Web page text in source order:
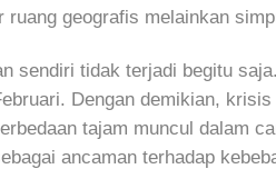
geografis melainkan
sendiri tidak terjadi begitu
Dengan demikian,
tajam muncul dalam
ancaman terhadap